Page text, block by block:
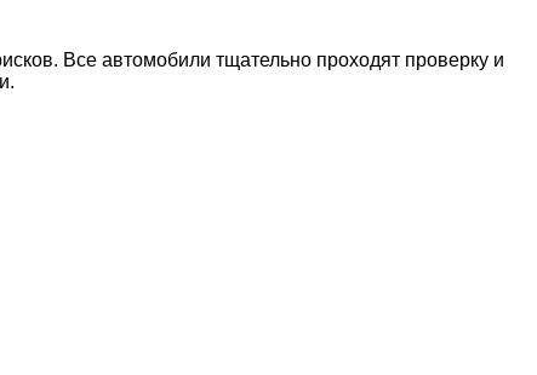
Все автомобили тщательно проходят проверку и